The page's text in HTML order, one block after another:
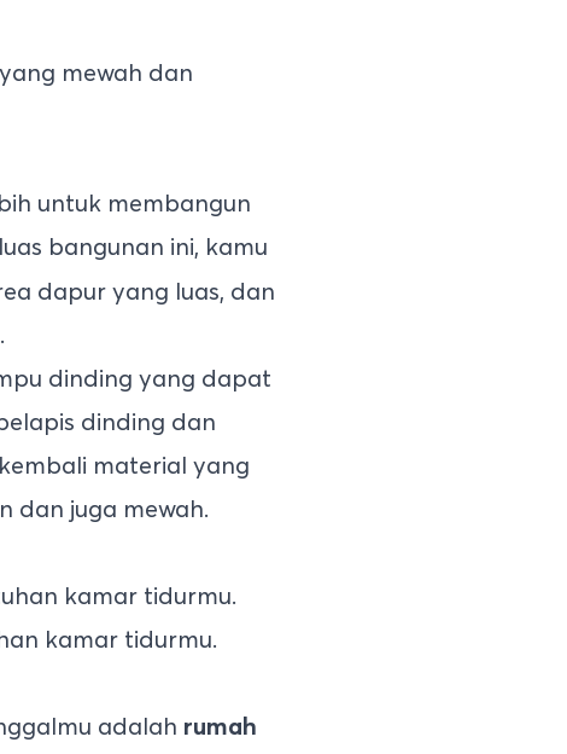
mewah dan
untuk membangun
bangunan ini, kamu
dapur yang luas, dan
dinding yang dapat
dinding dan
material yang
dan juga mewah.
kamar tidurmu.
adalah rumah